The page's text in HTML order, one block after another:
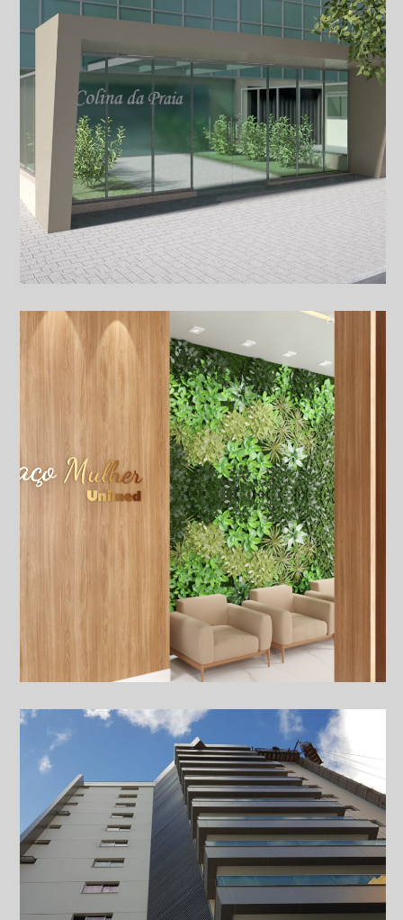
(em parceria com a arquiteta Mônica Seixas)